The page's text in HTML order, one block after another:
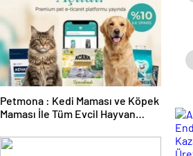
Petmona : Kedi Maması ve Köpek
Maması İle Tüm Evcil Hayvan